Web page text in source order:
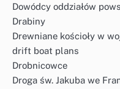
Dowódcy oddziałów
Drabiny
Drewniane kościoły w
drift boat plans
Drobnicowce
Droga św. Jakuba we